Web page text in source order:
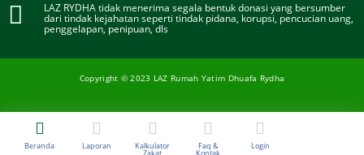
LAZ RYDHA tidak menerima segala bentuk donasi yang bersumber
dari tindak kejahatan seperti tindak pidana, korupsi, pencucian uang,
penggelapan, penipuan, dls
Copyright © 2023 LAZ Rumah Yatim Dhuafa Rydha
Beranda Laporan Kalkulator Faq & Login